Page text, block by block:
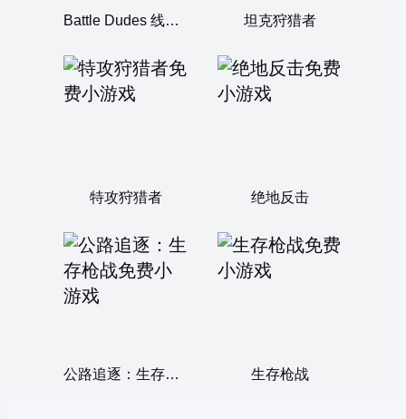
Battle Dudes 线上枪战 坦克狩猎者
特攻狩猎者 绝地反击
公路追逐：生存枪战 生存枪战